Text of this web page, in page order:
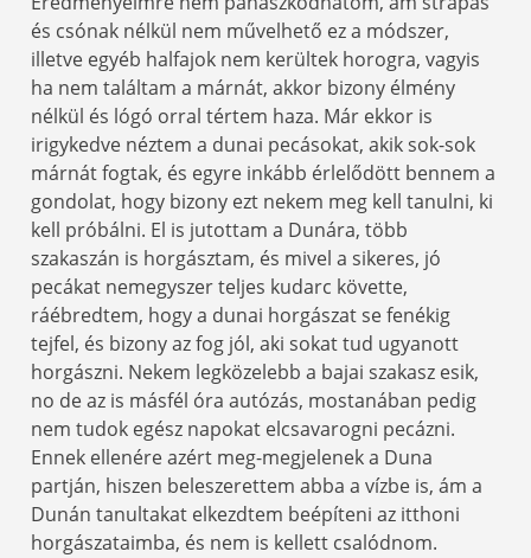
és csónak nélkül nem művelhető ez a módszer,
illetve egyéb halfajok nem kerültek horogra, vagyis
ha nem találtam a márnát, akkor bizony élmény
nélkül és lógó orral tértem haza. Már ekkor is
irigykedve néztem a dunai pecásokat, akik sok-sok
márnát fogtak, és egyre inkább érlelődött bennem a
gondolat, hogy bizony ezt nekem meg kell tanulni, ki
kell próbálni. El is jutottam a Dunára, több
szakaszán is horgásztam, és mivel a sikeres, jó
pecákat nemegyszer teljes kudarc követte,
ráébredtem, hogy a dunai horgászat se fenékig
tejfel, és bizony az fog jól, aki sokat tud ugyanott
horgászni. Nekem legközelebb a bajai szakasz esik,
no de az is másfél óra autózás, mostanában pedig
nem tudok egész napokat elcsavarogni pecázni.
Ennek ellenére azért meg-megjelenek a Duna
partján, hiszen beleszerettem abba a vízbe is, ám a
Dunán tanultakat elkezdtem beépíteni az itthoni
horgászataimba, és nem is kellett csalódnom.